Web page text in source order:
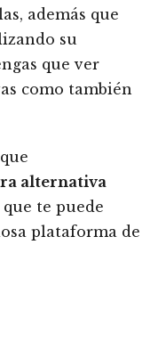
además que
su
que ver
como también
alternativa
te puede
plataforma de